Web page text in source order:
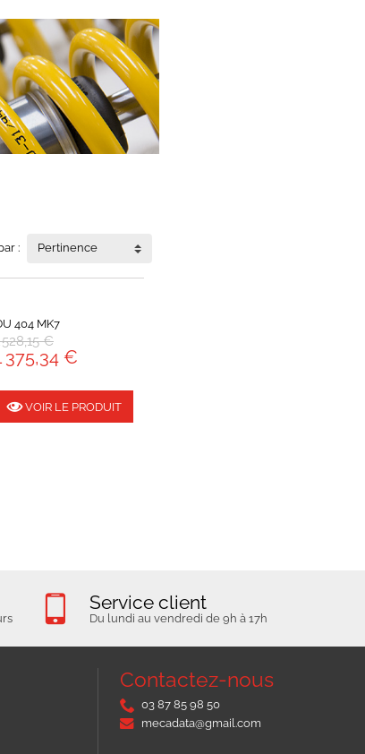
: Pertinence
404 MK7
528,15 €
375,34 €
VOIR LE PRODUIT
Service client
Du lundi au vendredi de 9h à 17h
Contactez-nous
03 87 85 98 50
mecadata@gmail.com